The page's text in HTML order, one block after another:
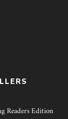
Readers Edition